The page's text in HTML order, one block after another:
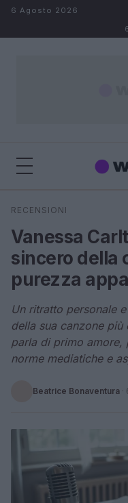
Salta al contenuto
6 Agosto 2026
Cerca
RECENSIONI
Vanessa
sincero della
purezza
Un ritratto personale
della sua canzone
parla di primo amore,
norme mediatiche e
Beatrice Bonaventura ·